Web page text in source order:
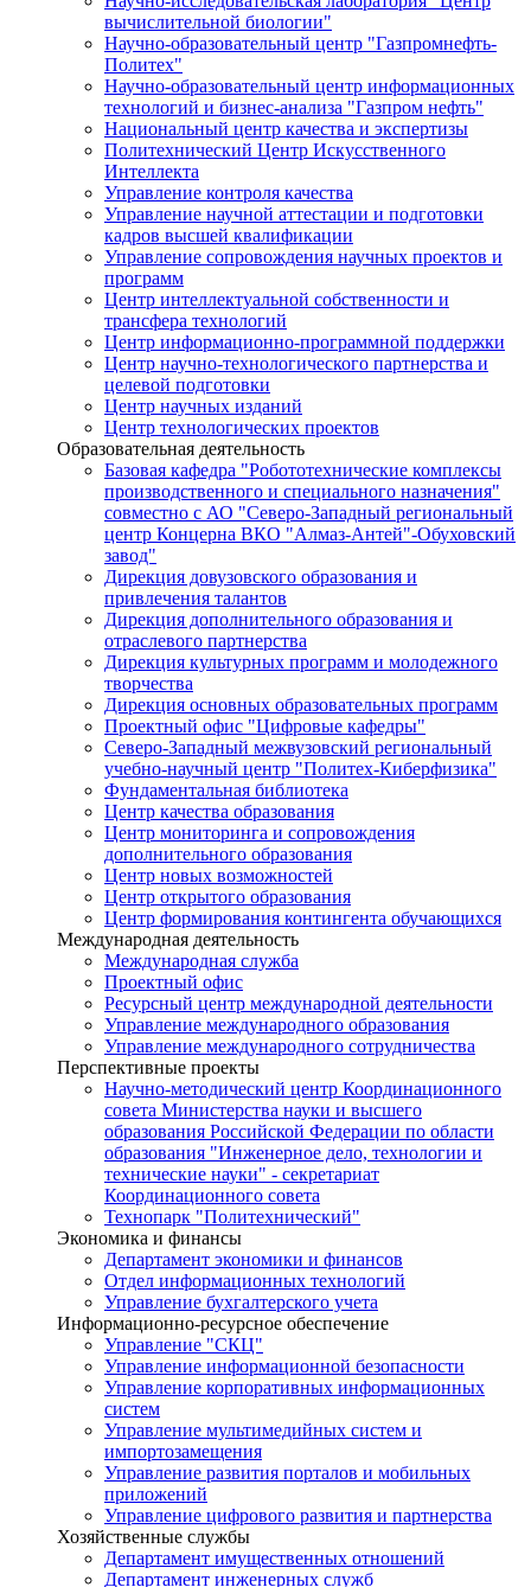
вычислительной биологии"
Научно-образовательный центр "Газпромнефть-
Политех"
Научно-образовательный центр информационных
технологий и бизнес-анализа "Газпром нефть"
Национальный центр качества и экспертизы
Политехнический Центр Искусственного
Интеллекта
Управление контроля качества
Управление научной аттестации и подготовки
кадров высшей квалификации
Управление сопровождения научных проектов и
программ
Центр интеллектуальной собственности и
трансфера технологий
Центр информационно-программной поддержки
Центр научно-технологического партнерства и
целевой подготовки
Центр научных изданий
Центр технологических проектов
Образовательная деятельность
Базовая кафедра "Робототехнические комплексы
производственного и специального назначения"
совместно с АО "Северо-Западный региональный
центр Концерна ВКО "Алмаз-Антей"-Обуховский
завод"
Дирекция довузовского образования и
привлечения талантов
Дирекция дополнительного образования и
отраслевого партнерства
Дирекция культурных программ и молодежного
творчества
Дирекция основных образовательных программ
Проектный офис "Цифровые кафедры"
Северо-Западный межвузовский региональный
учебно-научный центр "Политех-Киберфизика"
Фундаментальная библиотека
Центр качества образования
Центр мониторинга и сопровождения
дополнительного образования
Центр новых возможностей
Центр открытого образования
Центр формирования контингента обучающихся
Международная деятельность
Международная служба
Проектный офис
Ресурсный центр международной деятельности
Управление международного образования
Управление международного сотрудничества
Перспективные проекты
Научно-методический центр Координационного
совета Министерства науки и высшего
образования Российской Федерации по области
образования "Инженерное дело, технологии и
технические науки" - секретариат
Координационного совета
Технопарк "Политехнический"
Экономика и финансы
Департамент экономики и финансов
Отдел информационных технологий
Управление бухгалтерского учета
Информационно-ресурсное обеспечение
Управление "СКЦ"
Управление информационной безопасности
Управление корпоративных информационных
систем
Управление мультимедийных систем и
импортозамещения
Управление развития порталов и мобильных
приложений
Управление цифрового развития и партнерства
Хозяйственные службы
Департамент имущественных отношений
Департамент инженерных служб